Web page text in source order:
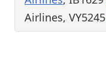
Airlines, VY5245